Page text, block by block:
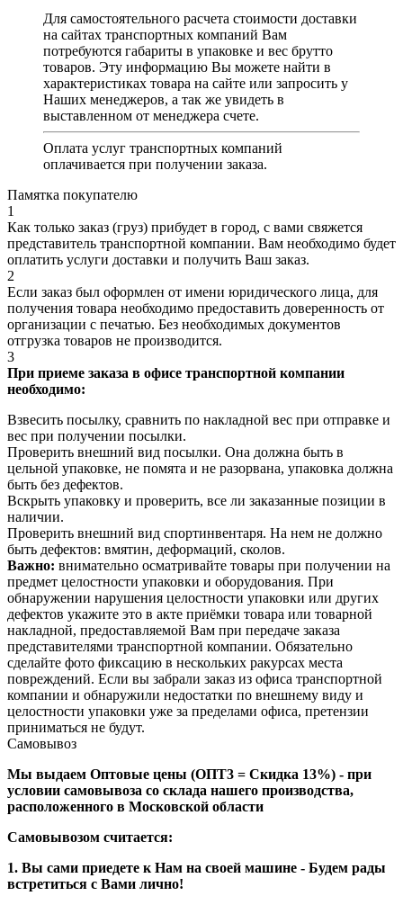
Для самостоятельного расчета стоимости доставки
на сайтах транспортных компаний Вам
потребуются габариты в упаковке и вес брутто
товаров. Эту информацию Вы можете найти в
характеристиках товара на сайте или запросить у
Наших менеджеров, а так же увидеть в
выставленном от менеджера счете.
Оплата услуг транспортных компаний
оплачивается при получении заказа.
Памятка покупателю
1
Как только заказ (груз) прибудет в город, с вами свяжется
представитель транспортной компании. Вам необходимо будет
оплатить услуги доставки и получить Ваш заказ.
2
Если заказ был оформлен от имени юридического лица, для
получения товара необходимо предоставить доверенность от
организации с печатью. Без необходимых документов
отгрузка товаров не производится.
3
При приеме заказа в офисе транспортной компании
необходимо:
Взвесить посылку, сравнить по накладной вес при отправке и
вес при получении посылки.
Проверить внешний вид посылки. Она должна быть в
цельной упаковке, не помята и не разорвана, упаковка должна
быть без дефектов.
Вскрыть упаковку и проверить, все ли заказанные позиции в
наличии.
Проверить внешний вид спортинвентаря. На нем не должно
быть дефектов: вмятин, деформаций, сколов.
Важно: внимательно осматривайте товары при получении на
предмет целостности упаковки и оборудования. При
обнаружении нарушения целостности упаковки или других
дефектов укажите это в акте приёмки товара или товарной
накладной, предоставляемой Вам при передаче заказа
представителями транспортной компании. Обязательно
сделайте фото фиксацию в нескольких ракурсах места
повреждений. Если вы забрали заказ из офиса транспортной
компании и обнаружили недостатки по внешнему виду и
целостности упаковки уже за пределами офиса, претензии
приниматься не будут.
Самовывоз
Мы выдаем Оптовые цены (ОПТ3 = Скидка 13%) - при
условии самовывоза со склада нашего производства,
расположенного в Московской области
Самовывозом считается:
1. Вы сами приедете к Нам на своей машине - Будем рады
встретиться с Вами лично!